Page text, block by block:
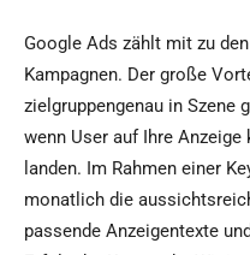
Google Ads zählt mit zu
Kampagnen. Der große
zielgruppengenau in Szene
wenn User auf Ihre
landen. Im Rahmen einer
monatlich die
passende Anzeigentexte